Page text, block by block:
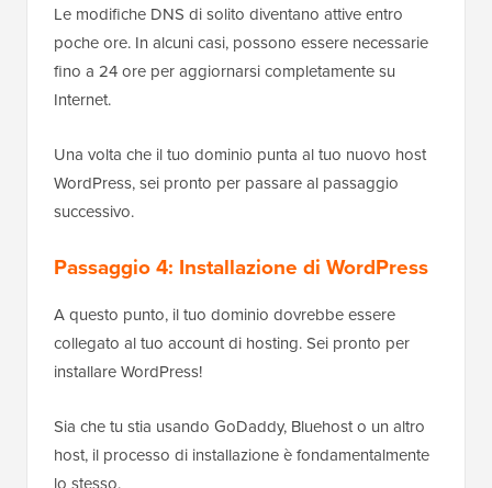
Le modifiche DNS di solito diventano attive entro
poche ore. In alcuni casi, possono essere necessarie
fino a 24 ore per aggiornarsi completamente su
Internet.
Una volta che il tuo dominio punta al tuo nuovo host
WordPress, sei pronto per passare al passaggio
successivo.
Passaggio 4: Installazione di WordPress
A questo punto, il tuo dominio dovrebbe essere
collegato al tuo account di hosting. Sei pronto per
installare WordPress!
Sia che tu stia usando GoDaddy, Bluehost o un altro
host, il processo di installazione è fondamentalmente